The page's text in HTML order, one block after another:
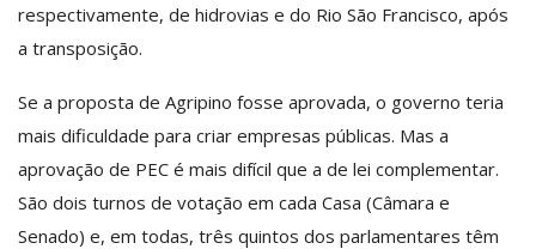
respectivamente, de hidrovias e do Rio São Francisco, após
a transposição.
Se a proposta de Agripino fosse aprovada, o governo teria
mais dificuldade para criar empresas públicas. Mas a
aprovação de PEC é mais difícil que a de lei complementar.
São dois turnos de votação em cada Casa (Câmara e
Senado) e, em todas, três quintos dos parlamentares têm